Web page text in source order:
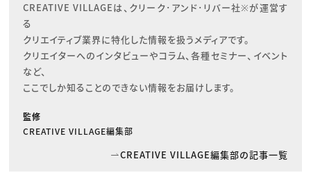
CREATIVE VILLAGEは、クリーク･アンド･リバー社※が運営す
る
クリエイティブ業界に特化した情報を扱うメディアです。
クリエイターへのインタビューやコラム、各種セミナー、イベント
など、
ここでしか知ることのできない情報をお届けします。
監修
CREATIVE VILLAGE編集部
CREATIVE VILLAGE編集部の記事一覧